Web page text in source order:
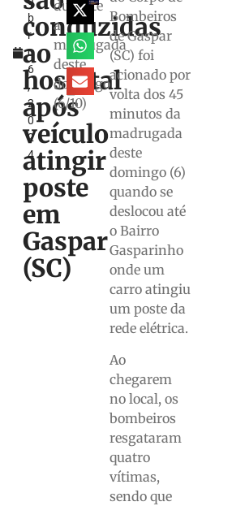
b
r
o
6
,
2
0
2
4
conduzidas
ao
hospital
após
veículo
atingir
poste
em
Gaspar
(SC)
durante
a
madrugada
deste
domingo
(6/10)
Bombeiros
de Gaspar
(SC) foi
acionado por
volta dos 45
minutos da
madrugada
deste
domingo (6)
quando se
deslocou até
o Bairro
Gasparinho
onde um
carro atingiu
um poste da
rede elétrica.
Ao
chegarem
no local, os
bombeiros
resgataram
quatro
vítimas,
sendo que